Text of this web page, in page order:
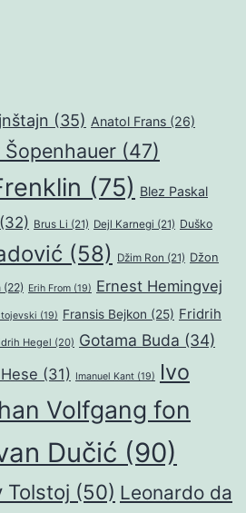
(35) Anatol Frans (26)
(47)
(75) Blez Paskal
(32) Brus Li (21) Dejl Karnegi (21) Duško
(58) Džim Ron (21) Džon
(22) Erih From (19) Ernest Hemingvej
(19) Fransis Bejkon (25) Fridrih
Hegel (20) Gotama Buda (34)
(31) Imanuel Kant (19)
Ivo
Volfgang fon
Dučić (90)
Tolstoj (50) Leonardo da